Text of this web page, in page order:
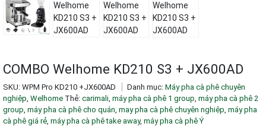
COMBO Welhome KD210 S3 + JX600AD
SKU: WPM Pro KD210 +JX600AD Danh mục: Máy pha cà phê chuyên
nghiệp, Welhome Thẻ: carimali, máy pha cà phê 1 group, máy pha cà phê 2
group, máy pha cà phê cho quán, may pha cà phê chuyên nghiệp, máy pha
cà phê giá rẻ, máy pha cà phê take away, máy pha cà phê Ý